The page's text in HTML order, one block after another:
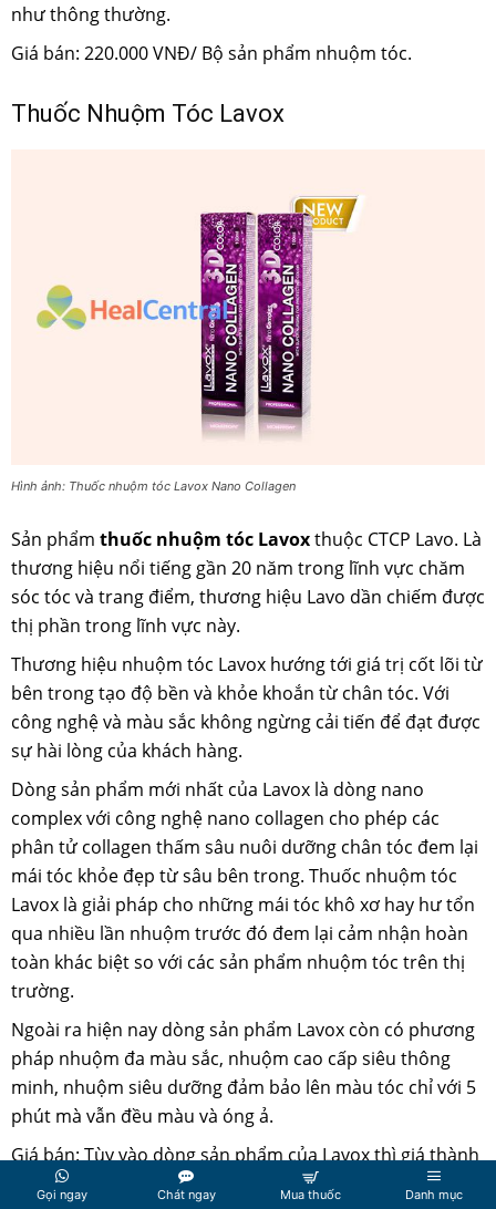
như thông thường.
Giá bán: 220.000 VNĐ/ Bộ sản phẩm nhuộm tóc.
Thuốc Nhuộm Tóc Lavox
Hình ảnh: Thuốc nhuộm tóc Lavox Nano Collagen
Sản phẩm thuốc nhuộm tóc Lavoxthuộc CTCP Lavo. Là
thương hiệu nổi tiếng gần 20 năm trong lĩnh vực chăm
sóc tóc và trang điểm, thương hiệu Lavo dần chiếm được
thị phần trong lĩnh vực này.
Thương hiệu nhuộm tóc Lavox hướng tới giá trị cốt lõi từ
bên trong tạo độ bền và khỏe khoắn từ chân tóc. Với
công nghệ và màu sắc không ngừng cải tiến để đạt được
sự hài lòng của khách hàng.
Dòng sản phẩm mới nhất của Lavox là dòng nano
complex với công nghệ nano collagen cho phép các
phân tử collagen thấm sâu nuôi dưỡng chân tóc đem lại
mái tóc khỏe đẹp từ sâu bên trong. Thuốc nhuộm tóc
Lavox là giải pháp cho những mái tóc khô xơ hay hư tổn
qua nhiều lần nhuộm trước đó đem lại cảm nhận hoàn
toàn khác biệt so với các sản phẩm nhuộm tóc trên thị
trường.
Ngoài ra hiện nay dòng sản phẩm Lavox còn có phương
pháp nhuộm đa màu sắc, nhuộm cao cấp siêu thông
minh, nhuộm siêu dưỡng đảm bảo lên màu tóc chỉ với 5
phút mà vẫn đều màu và óng ả.
Giá bán: Tùy vào dòng sản phẩm của Lavox thì giá thành
sẽ khác nhau.
Gọi ngay Chát ngay Mua thuốc Danh mục